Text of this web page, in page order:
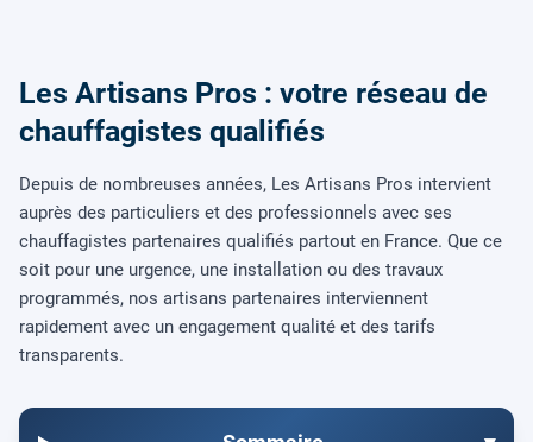
Les Artisans Pros : votre réseau de
chauffagistes qualifiés
Depuis de nombreuses années, Les Artisans Pros intervient
auprès des particuliers et des professionnels avec ses
chauffagistes partenaires qualifiés partout en France. Que ce
soit pour une urgence, une installation ou des travaux
programmés, nos artisans partenaires interviennent
rapidement avec un engagement qualité et des tarifs
transparents.